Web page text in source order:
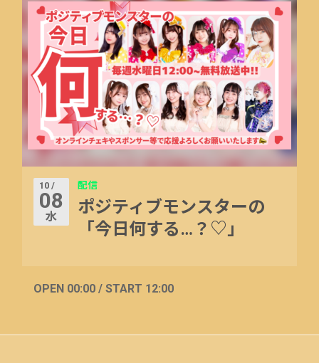
10 /
08
水
配信
ポジティブモンスターの
「今日何する…？♡」
OPEN 00:00 / START 12:00